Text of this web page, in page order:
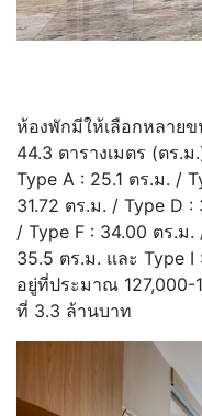
ห้องพักมีให้เลือกหลาย
44.3 ตารางเมตร (ตร.
Type A : 25.1 ตร.ม. /
31.72 ตร.ม. / Type D
/ Type F : 34.00 ตร.ม.
35.5 ตร.ม. และ Type I
อยู่ที่ประมาณ 127,000-
ที่ 3.3 ล้านบาท